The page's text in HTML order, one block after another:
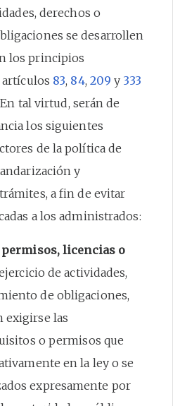
derechos o
se desarrollen
los principios
83, 84, 209 y 333
tal virtud, serán de
los siguientes
de la política de
y
a fin de evitar
a los administrados:
permisos, licencias o
de actividades,
de obligaciones,
exigirse las
o permisos que
en la ley o se
expresamente por